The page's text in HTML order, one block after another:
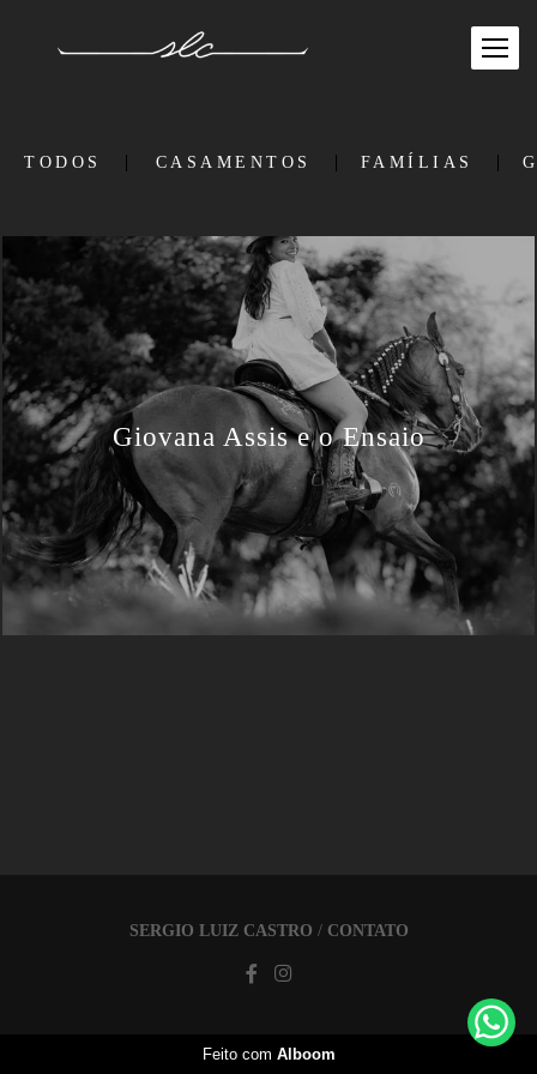
TODOS CASAMENTOS FAMÍLIAS
Giovana Assis e o Ensaio
SERGIO LUIZ CASTRO / CONTATO
Feito com Alboom